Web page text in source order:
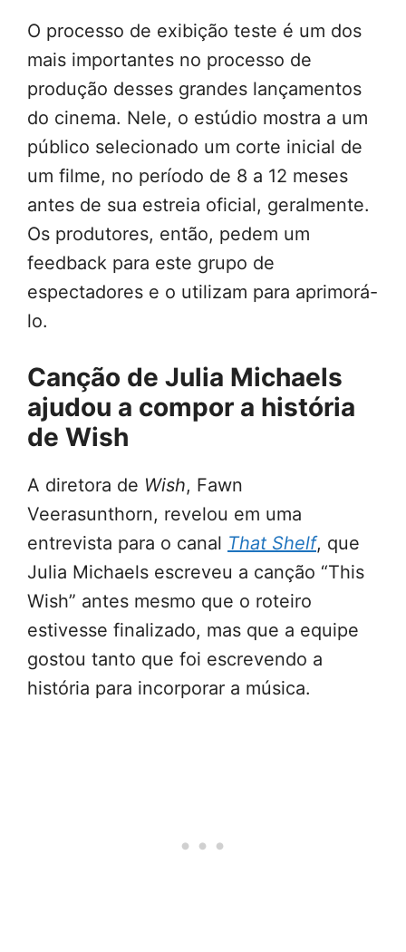
O processo de exibição teste é um dos
mais importantes no processo de
produção desses grandes lançamentos
do cinema. Nele, o estúdio mostra a um
público selecionado um corte inicial de
um filme, no período de 8 a 12 meses
antes de sua estreia oficial, geralmente.
Os produtores, então, pedem um
feedback para este grupo de
espectadores e o utilizam para aprimorá-
lo.
Canção de Julia Michaels
ajudou a compor a história
de Wish
A diretora de Wish, Fawn
Veerasunthorn, revelou em uma
entrevista para o canal That Shelf, que
Julia Michaels escreveu a canção “This
Wish” antes mesmo que o roteiro
estivesse finalizado, mas que a equipe
gostou tanto que foi escrevendo a
história para incorporar a música.